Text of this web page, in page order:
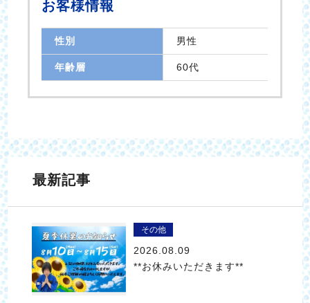
お客様情報
性別 男性
年齢層 60代
最新記事
その他
2026.08.09
**お休みいただきます**